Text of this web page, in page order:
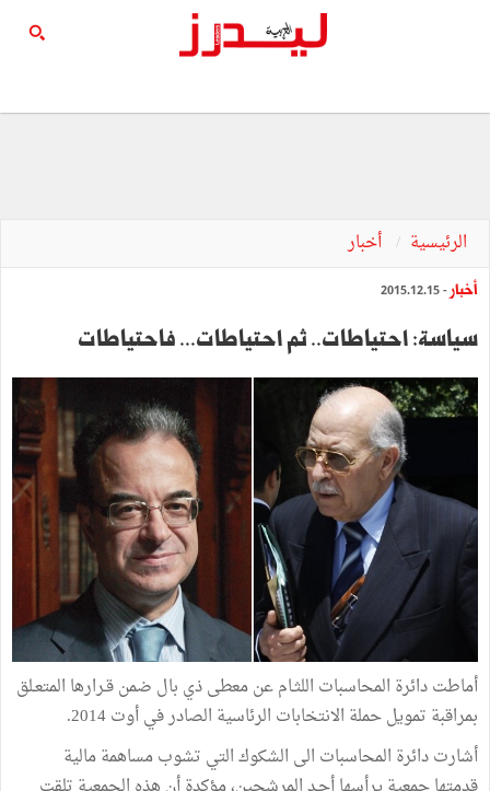
الرئيسية أخبار
أخبار - 2015.12.15
سياسة: احتياطات.. ثم احتياطات... فاحتياطات
أماطت دائرة المحاسبات اللثـام عن معطى ذي بال ضمن قـرارها المتعـلق
بمراقبة تمويل حملة الانتخابات الرئاسية الصادر في أوت 2014.
أشارت دائرة المحاسبات الى الشكوك التي تشوب مساهمة مالية